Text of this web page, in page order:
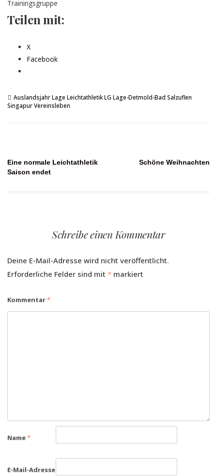
Trainingsgruppe
Teilen mit:
X
Facebook
AuslandsjahrLage LeichtathletikLG Lage-Detmold-Bad Salzuflen
SingapurVereinsleben
Beitragsnavigation
Eine normale Leichtathletik
Saison endet
Schöne Weihnachten
Schreibe einen Kommentar
Deine E-Mail-Adresse wird nicht veröffentlicht.
Erforderliche Felder sind mit * markiert
Kommentar*
Name*
E-Mail-Adresse